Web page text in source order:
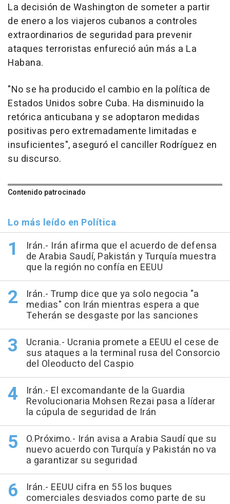
La decisión de Washington de someter a partir
de enero a los viajeros cubanos a controles
extraordinarios de seguridad para prevenir
ataques terroristas enfureció aún más a La
Habana.
"No se ha producido el cambio en la política de
Estados Unidos sobre Cuba. Ha disminuido la
retórica anticubana y se adoptaron medidas
positivas pero extremadamente limitadas e
insuficientes", aseguró el canciller Rodríguez en
su discurso.
Contenido patrocinado
Lo más leído en Política
Irán.- Irán afirma que el acuerdo de defensa
de Arabia Saudí, Pakistán y Turquía muestra
que la región no confía en EEUU
Irán.- Trump dice que ya solo negocia "a
medias" con Irán mientras espera a que
Teherán se desgaste por las sanciones
Ucrania.- Ucrania promete a EEUU el cese de
sus ataques a la terminal rusa del Consorcio
del Oleoducto del Caspio
Irán.- El excomandante de la Guardia
Revolucionaria Mohsen Rezai pasa a líderar
la cúpula de seguridad de Irán
O.Próximo.- Irán avisa a Arabia Saudí que su
nuevo acuerdo con Turquía y Pakistán no va
a garantizar su seguridad
Irán.- EEUU cifra en 55 los buques
comerciales desviados como parte de su